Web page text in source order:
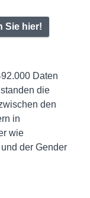
Sie hier!
Daten
die
den
in
wie
der Gender